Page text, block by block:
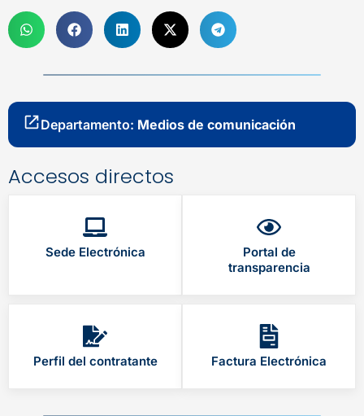
Departamento: Medios de comunicación
Accesos directos
Sede Electrónica
Portal de
transparencia
Perfil del contratante Factura Electrónica